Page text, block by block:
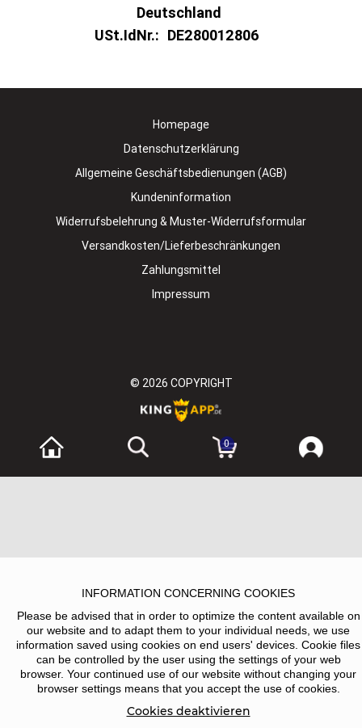
Deutschland
USt.IdNr.: DE280012806
Homepage
Datenschutzerklärung
Allgemeine Geschäftsbedienungen (AGB)
Kundeninformation
Widerrufsbelehrung & Muster-Widerrufsformular
Versandkosten/Lieferbeschränkungen
Zahlungsmittel
Impressum
© 2026 COPYRIGHT
0
INFORMATION CONCERNING COOKIES
Please be advised that in order to optimize the content available on
our website and to adapt them to your individual needs, we use
information saved using cookies on end users' devices. Cookie files
can be controlled by the user using the settings of your web
browser. Your continued use of our website without changing your
browser settings means that you accept the use of cookies.
Cookies deaktivieren